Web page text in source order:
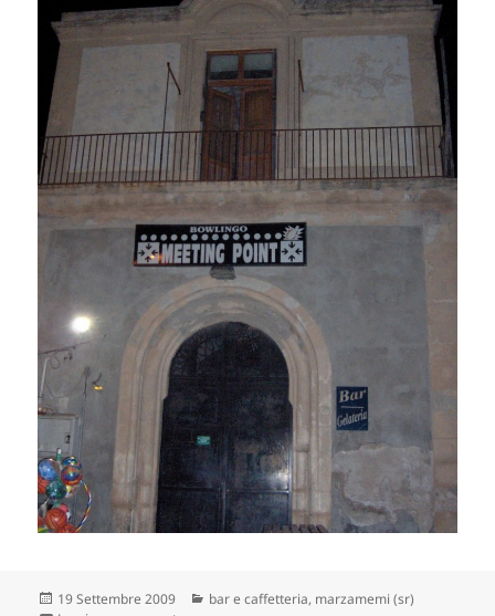
Scritto
19 Settembre 2009 Categorie
bar e caffetteria, marzamemi (sr)